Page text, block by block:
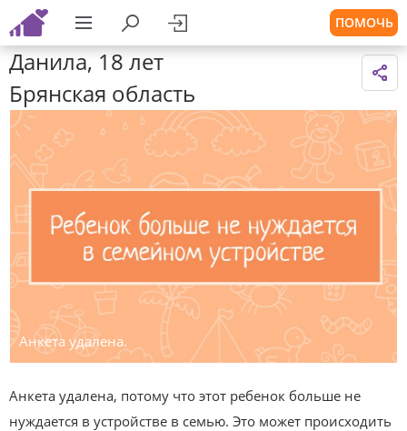
ПОМОЧЬ
Данила, 18 лет
Брянская область
Анкета удалена.
Анкета удалена, потому что этот ребенок больше не
нуждается в устройстве в семью. Это может происходить